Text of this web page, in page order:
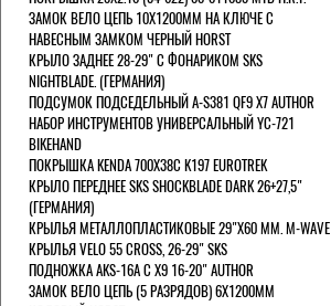
ЗАМОК ВЕЛО ЦЕПЬ 10Х1200ММ НА КЛЮЧЕ С
НАВЕСНЫМ ЗАМКОМ ЧЕРНЫЙ HORST
КРЫЛО ЗАДНЕЕ 28-29" С ФОНАРИКОМ SKS
NIGHTBLADE. (ГЕРМАНИЯ)
ПОДСУМОК ПОДСЕДЕЛЬНЫЙ A-S381 QF9 X7 AUTHOR
НАБОР ИНСТРУМЕНТОВ УНИВЕРСАЛЬНЫЙ YC-721
BIKEHAND
ПОКРЫШКА KENDA 700Х38С K197 EUROTREK
КРЫЛО ПЕРЕДНЕЕ SKS SHOCKBLADE DARK 26+27,5"
(ГЕРМАНИЯ)
КРЫЛЬЯ МЕТАЛЛОПЛАСТИКОВЫЕ 29"Х60 ММ. M-WAVE
КРЫЛЬЯ VELO 55 CROSS, 26-29" SKS
ПОДНОЖКА AKS-16A C X9 16-20" AUTHOR
ЗАМОК ВЕЛО ЦЕПЬ (5 РАЗРЯДОВ) 6Х1200ММ